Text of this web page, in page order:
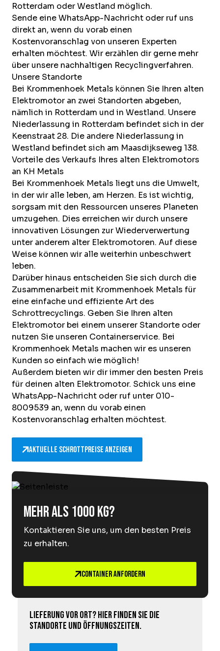
Rotterdam oder Westland möglich.
Sende eineWhatsApp-Nachricht oder ruf uns
direkt an, wenn du vorab einen
Kostenvoranschlag von unseren Experten
erhalten möchtest. Wir erzählen dir gerne mehr
über unsere nachhaltigen Recyclingverfahren.
Unsere Standorte
Bei Krommenhoek Metals können Sie Ihren alten
Elektromotor an zwei Standorten abgeben,
nämlich in Rotterdam und in Westland. Unsere
Niederlassung in Rotterdam befindet sich in der
Keenstraat 28. Die andere Niederlassung in
Westland befindet sich am Maasdijkseweg 138.
Vorteile des Verkaufs Ihres alten Elektromotors
an KH Metals
Bei Krommenhoek Metals liegt uns die Umwelt,
in der wir alle leben, am Herzen. Es ist wichtig,
sorgsam mit den Ressourcen unseres Planeten
umzugehen. Dies erreichen wir durch unsere
innovativen Lösungen zur Wiederverwertung
unter anderem alter Elektromotoren. Auf diese
Weise können wir alle weiterhin unbeschwert
leben.
Darüber hinaus entscheiden Sie sich durch die
Zusammenarbeit mit Krommenhoek Metals für
eine einfache und effiziente Art des
Schrottrecyclings. Geben Sie Ihren alten
Elektromotor bei einem unserer Standorte oder
nutzen Sie unseren Containerservice. Bei
Krommenhoek Metals machen wir es unseren
Kunden so einfach wie möglich!
Außerdem bieten wir dir immer den besten Preis
für deinen alten Elektromotor. Schick uns eine
WhatsApp-Nachricht oder ruf unter 010-
8009539 an, wenn du vorab einen
Kostenvoranschlag erhalten möchtest.
Aktuelle Schrottpreise anzeigen
Mehr als 1000 kg?
Kontaktieren Sie uns, um den besten Preis
zu erhalten.
Container anfordern
Lieferung vor Ort? Hier finden Sie die
Standorte und Öffnungszeiten.